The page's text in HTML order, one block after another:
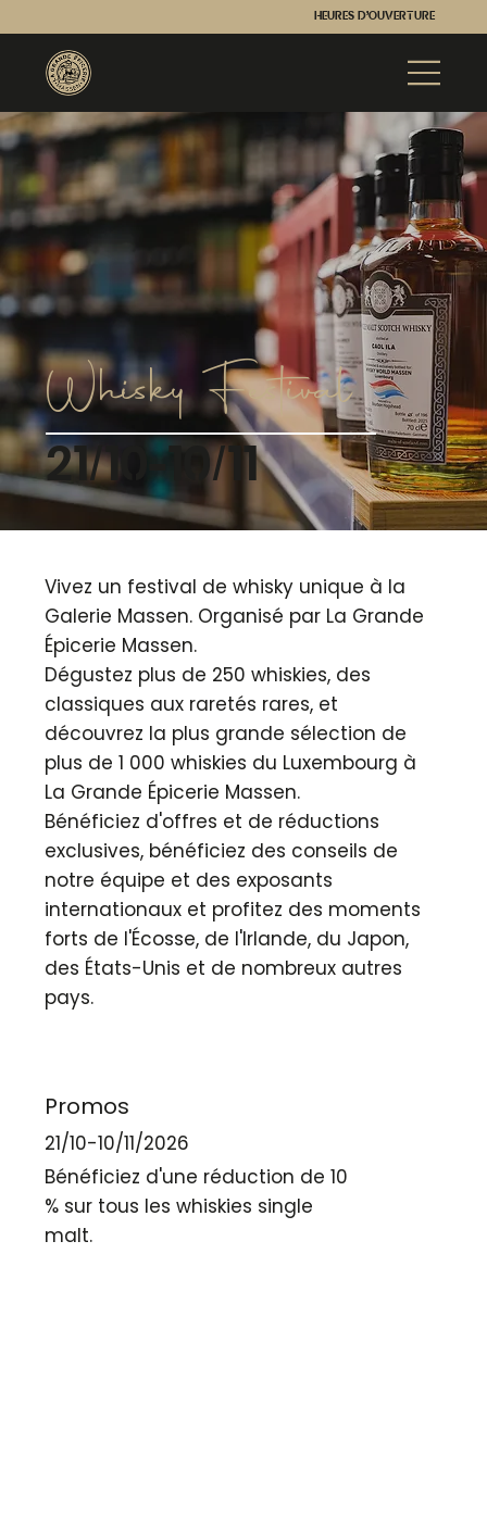
Heures d'ouverture
Whisky Festival
21/10-10/11
Vivez un festival de whisky unique à la
Galerie Massen. Organisé par La Grande
Épicerie Massen.
Dégustez plus de 250 whiskies, des
classiques aux raretés rares, et
découvrez la plus grande sélection de
plus de 1 000 whiskies du Luxembourg à
La Grande Épicerie Massen.
Bénéficiez d'offres et de réductions
exclusives, bénéficiez des conseils de
notre équipe et des exposants
internationaux et profitez des moments
forts de l'Écosse, de l'Irlande, du Japon,
des États-Unis et de nombreux autres
pays.
Promos
21/10-10/11/2026
Bénéficiez d'une réduction de 10
% sur tous les whiskies single
malt.